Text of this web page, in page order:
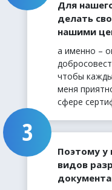
Для
делать
нашими
а именно –
чтобы
меня
сфере
Поэтому у
видов